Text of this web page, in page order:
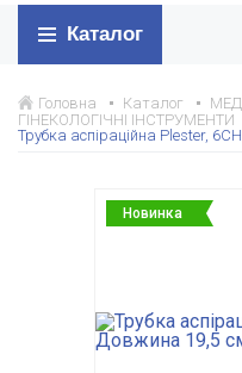
Каталог
Головна Каталог
ГІНЕКОЛОГІЧНІ ІНСТРУМЕНТИ
Трубка аспіраційна Plester,
Новинка